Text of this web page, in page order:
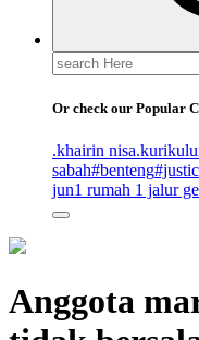
Search
for:
Or check our Popular
.khairin nisa
sabah#benteng
jun1 rumah 1 jalur
Anggota